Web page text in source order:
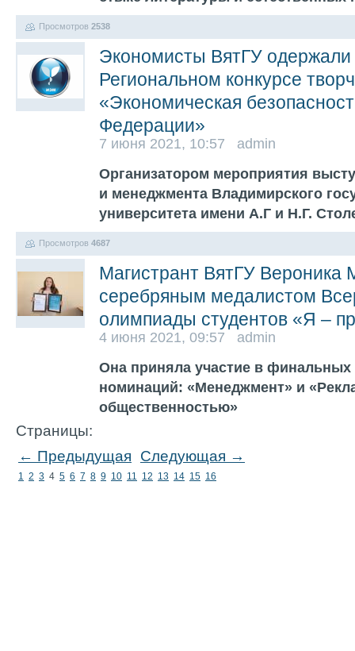
Просмотров 2538
Экономисты ВятГУ одержали
Региональном конкурсе
«Экономическая
Федерации»
7 июня 2021, 10:57 admin
Организатором мероприятия
и менеджмента Владимирского
университета имени А.Г и Н.Г.
Просмотров 4687
Магистрант ВятГУ Вероника
серебряным медалистом
олимпиады студентов «Я –
4 июня 2021, 09:57 admin
Она приняла участие в финальных
номинаций: «Менеджмент» и
общественностью»
Страницы:
← Предыдущая Следующая →
1 2 3 4 5 6 7 8 9 10 11 12 13 14 15 16